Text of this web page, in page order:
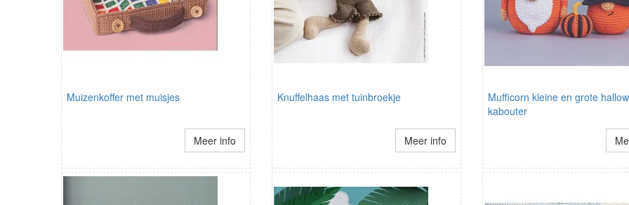
Muizenkoffer met muisjes
Meer info
Knuffelhaas met tuinbroekje
Meer info
Mufficorn kleine en grote
kabouter